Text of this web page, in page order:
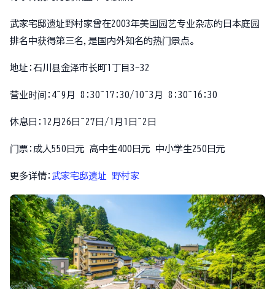
武家宅邸遗址野村家曾在2003年美国园艺专业杂志的日本庭园
排名中获得第三名,是国内外知名的热门景点。
地址:石川县金泽市长町1丁目3−32
营业时间:4~9月 8:30~17:30/10~3月 8:30~16:30
休息日:12月26日~27日/1月1日~2日
门票:成人550日元 高中生400日元 中小学生250日元
更多详情: 武家宅邸遗址 野村家